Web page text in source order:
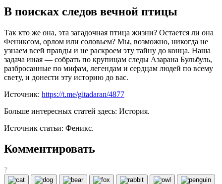
В поисках следов вечной птицы
Так кто же она, эта загадочная птица жизни? Остается ли она
Фениксом, орлом или соловьем? Мы, возможно, никогда не
узнаем всей правды и не раскроем эту тайну до конца. Наша
задача иная — собрать по крупицам следы Азарана Бульбуль,
разбросанные по мифам, легендам и сердцам людей по всему
свету, и донести эту историю до вас.
Источник: https://t.me/gitadaran/4877
Больше интересных статей здесь: История.
Источник статьи: Феникс.
Комментировать
?